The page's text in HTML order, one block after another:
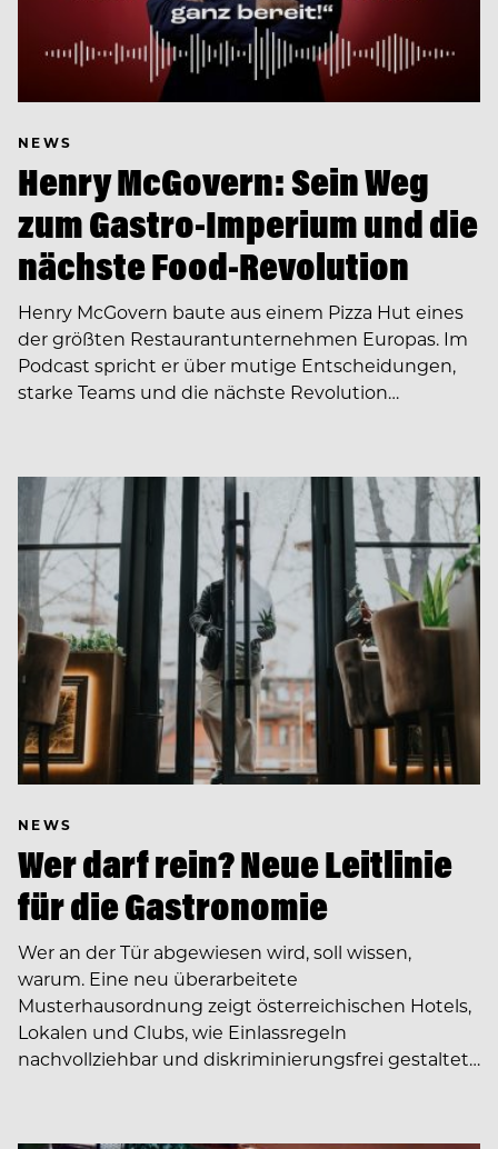
NEWS
Henry McGovern: Sein Weg
zum Gastro-Imperium und die
nächste Food-Revolution
Henry McGovern baute aus einem Pizza Hut eines
der größten Restaurantunternehmen Europas. Im
Podcast spricht er über mutige Entscheidungen,
starke Teams und die nächste Revolution…
NEWS
Wer darf rein? Neue Leitlinie
für die Gastronomie
Wer an der Tür abgewiesen wird, soll wissen,
warum. Eine neu überarbeitete
Musterhausordnung zeigt österreichischen Hotels,
Lokalen und Clubs, wie Einlassregeln
nachvollziehbar und diskriminierungsfrei gestaltet…